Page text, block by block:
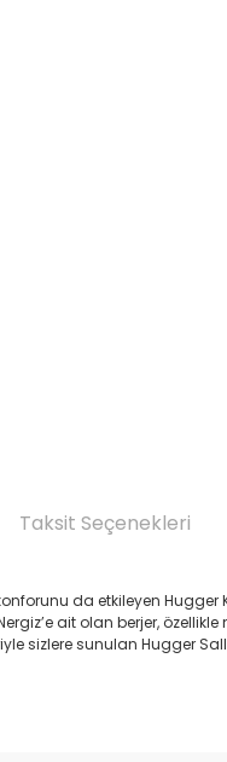
Taksit Seçenekleri
da etkileyen
ait olan berjer,
sizlere sunulan Hugger